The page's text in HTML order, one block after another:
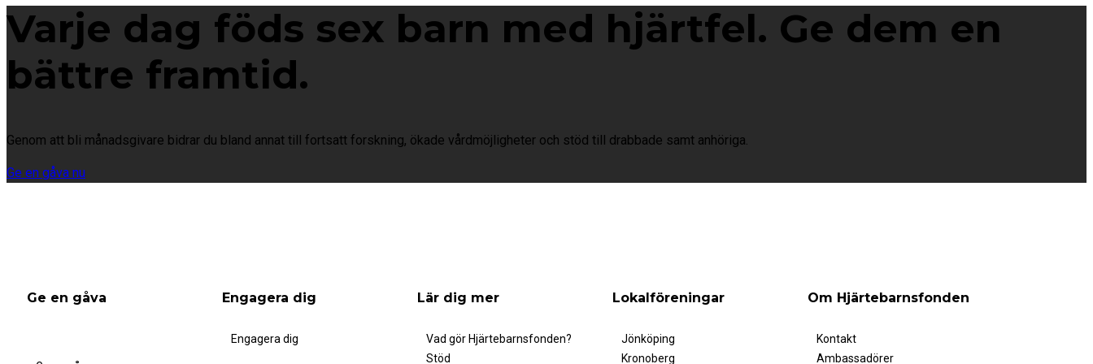
Varje dag föds sex barn med hjärtfel. Ge dem en
bättre framtid.
Genom att bli månadsgivare bidrar du bland annat till fortsatt forskning, ökade vårdmöjligheter och stöd till drabbade samt anhöriga.
Ge en gåva nu
Ge en gåva Engagera dig
Engagera dig
Lär dig mer
Vad gör Hjärtebarnsfonden?
Stöd
Lokalföreningar
Jönköping
Kronoberg
Om Hjärtebarnsfonden
Kontakt
Ambassadörer